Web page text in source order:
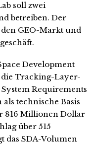
soll zwei
betreiben. Der
GEO-Markt und
Development
die Tracking-Layer-
Requirements
technische Basis
816 Millionen Dollar
über 515
das SDA-Volumen